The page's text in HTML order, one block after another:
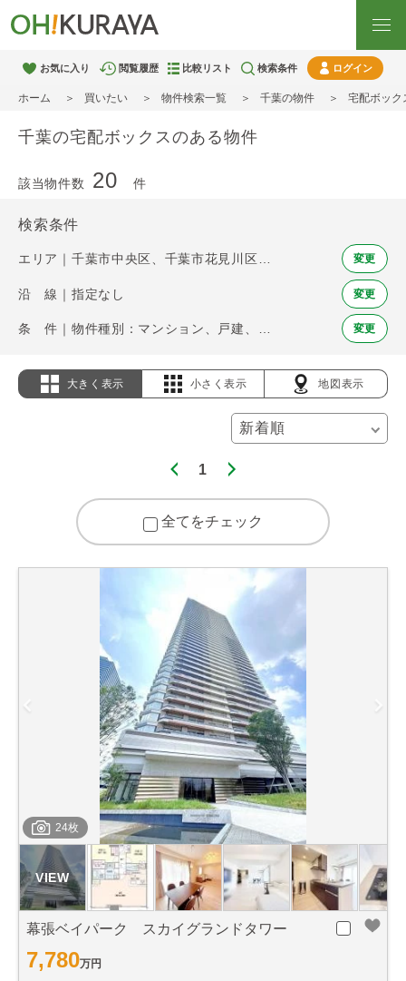
お気に入り 閲覧履歴 比較リスト 検索条件 ログイン
ホーム 買いたい 物件検索一覧 千葉の物件 宅配ボック
千葉の宅配ボックスのある物件
該当物件数 20 件
検索条件
エリア｜千葉市中央区、千葉市花見川区、千葉市稲毛区、千葉市若葉区、千葉市緑区、千葉市美浜区、市川市、船橋市、松戸市、習志野市、柏市、流山市、浦安市、印西市 変更
沿 線｜指定なし 変更
変更
大きく表示 小さく表示 地図表示
1
全てをチェック
24枚
幕張ベイパーク スカイグランドタワー
7,780万円